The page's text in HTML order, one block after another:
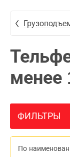
менее
ФИЛЬТРЫ
По